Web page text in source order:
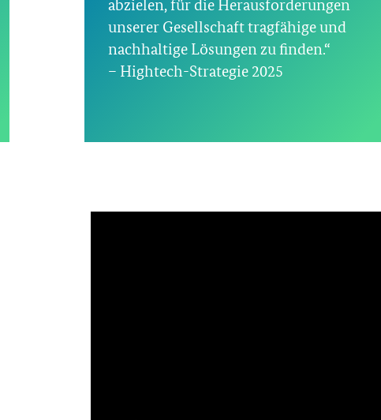
abzielen, für die Herausforderungen
unserer Gesellschaft tragfähige und
nachhaltige Lösungen zu finden.“
– Hightech-Strategie 2025